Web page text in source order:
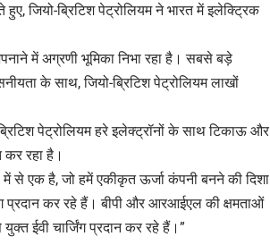
जियो-ब्रिटिश पेट्रोलियम ने भारत में इलेक्ट्रिक
में अग्रणी भूमिका निभा रहा है। सबसे बड़े
के साथ, जियो-ब्रिटिश पेट्रोलियम लाखों
पेट्रोलियम हरे इलेक्ट्रॉनों के साथ टिकाऊ और
कर रहा है।
में से एक है, जो हमें एकीकृत ऊर्जा कंपनी बनने की दिशा
प्रदान कर रहे हैं। बीपी और आरआईएल की क्षमताओं
ईवी चार्जिंग प्रदान कर रहे हैं।”